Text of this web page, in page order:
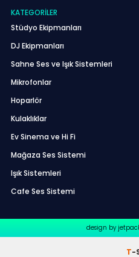
KATEGORILER
Stüdyo Ekipmanları
DJ Ekipmanları
Sahne Ses ve Işık Sistemleri
Mikrofonlar
Hoparlör
Kulaklıklar
Ev Sinema ve Hi Fi
Mağaza Ses Sistemi
Işık Sistemleri
Cafe Ses Sistemi
design by
T-